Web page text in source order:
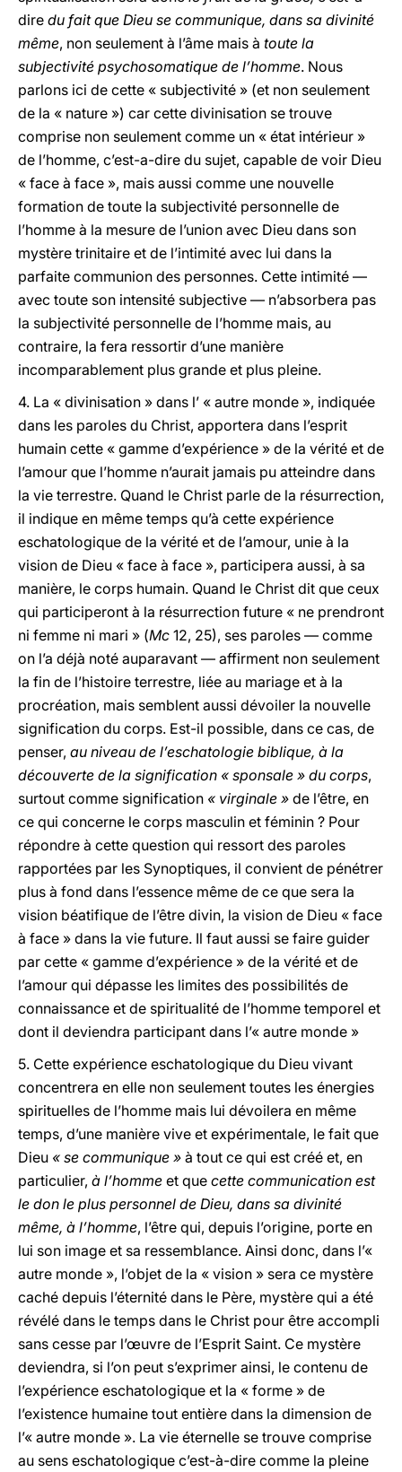
dire du fait que Dieu se communique, dans sa divinité
même, non seulement à l’âme mais à toute la
subjectivité psychosomatique de l’homme. Nous
parlons ici de cette « subjectivité » (et non seulement
de la « nature ») car cette divinisation se trouve
comprise non seulement comme un « état intérieur »
de l’homme, c’est-a-dire du sujet, capable de voir Dieu
« face à face », mais aussi comme une nouvelle
formation de toute la subjectivité personnelle de
l’homme à la mesure de l’union avec Dieu dans son
mystère trinitaire et de l’intimité avec lui dans la
parfaite communion des personnes. Cette intimité —
avec toute son intensité subjective — n’absorbera pas
la subjectivité personnelle de l’homme mais, au
contraire, la fera ressortir d’une manière
incomparablement plus grande et plus pleine.
4. La « divinisation » dans l’ « autre monde », indiquée
dans les paroles du Christ, apportera dans l’esprit
humain cette « gamme d’expérience » de la vérité et de
l’amour que l’homme n’aurait jamais pu atteindre dans
la vie terrestre. Quand le Christ parle de la résurrection,
il indique en même temps qu’à cette expérience
eschatologique de la vérité et de l’amour, unie à la
vision de Dieu « face à face », participera aussi, à sa
manière, le corps humain. Quand le Christ dit que ceux
qui participeront à la résurrection future « ne prendront
ni femme ni mari » (Mc 12, 25), ses paroles — comme
on l’a déjà noté auparavant — affirment non seulement
la fin de l’histoire terrestre, liée au mariage et à la
procréation, mais semblent aussi dévoiler la nouvelle
signification du corps. Est-il possible, dans ce cas, de
penser, au niveau de l’eschatologie biblique, à la
découverte de la signification « sponsale » du corps,
surtout comme signification « virginale » de l’être, en
ce qui concerne le corps masculin et féminin ? Pour
répondre à cette question qui ressort des paroles
rapportées par les Synoptiques, il convient de pénétrer
plus à fond dans l’essence même de ce que sera la
vision béatifique de l’être divin, la vision de Dieu « face
à face » dans la vie future. Il faut aussi se faire guider
par cette « gamme d’expérience » de la vérité et de
l’amour qui dépasse les limites des possibilités de
connaissance et de spiritualité de l’homme temporel et
dont il deviendra participant dans l’« autre monde »
5. Cette expérience eschatologique du Dieu vivant
concentrera en elle non seulement toutes les énergies
spirituelles de l’homme mais lui dévoilera en même
temps, d’une manière vive et expérimentale, le fait que
Dieu « se communique » à tout ce qui est créé et, en
particulier, à l’homme et que cette communication est
le don le plus personnel de Dieu, dans sa divinité
même, à l’homme, l’être qui, depuis l’origine, porte en
lui son image et sa ressemblance. Ainsi donc, dans l’«
autre monde », l’objet de la « vision » sera ce mystère
caché depuis l’éternité dans le Père, mystère qui a été
révélé dans le temps dans le Christ pour être accompli
sans cesse par l’œuvre de l’Esprit Saint. Ce mystère
deviendra, si l’on peut s’exprimer ainsi, le contenu de
l’expérience eschatologique et la « forme » de
l’existence humaine tout entière dans la dimension de
l’« autre monde ». La vie éternelle se trouve comprise
au sens eschatologique c’est-à-dire comme la pleine